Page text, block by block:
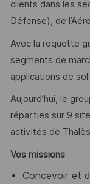
clients dans les
Défense), de
Avec la roquette
segments de
applications de
Aujourd’hui, le
réparties sur 9
activités de
Vos missions
Concevoir et